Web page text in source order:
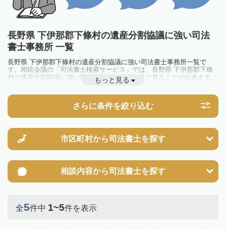
長野県 下伊那郡下條村の遺産分割協議に強い司法
書士事務所 一覧
長野県 下伊那郡下條村の遺産分割協議に強い司法書士事務所一覧で
す。相続会議の「司法書士検索サービス」では、長野県 下伊那郡下條
村の遺産分割協議に強い司法書士事務所を一覧で見ることが出来ます。
相続のトラブルやお悩みを抱えている方は一度近隣の司法書士に相談し
もっと見る
さらに条件を絞り込む
市区町村から司法書士を探す
相談内容から司法書士を探す
全5件中 1~5件を表示